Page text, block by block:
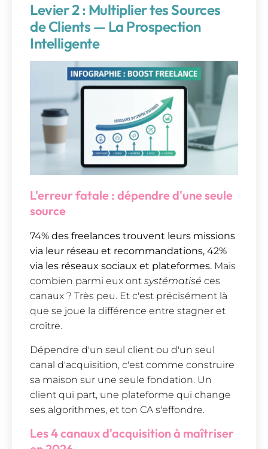
Levier 2 : Multiplier tes Sources
de Clients — La Prospection
Intelligente
L'erreur fatale : dépendre d'une seule
source
74% des freelances trouvent leurs missions
via leur réseau et recommandations, 42%
via les réseaux sociaux et plateformes. Mais
combien parmi eux ont systématisé ces
canaux ? Très peu. Et c'est précisément là
que se joue la différence entre stagner et
croître.
Dépendre d'un seul client ou d'un seul
canal d'acquisition, c'est comme construire
sa maison sur une seule fondation. Un
client qui part, une plateforme qui change
ses algorithmes, et ton CA s'effondre.
Les 4 canaux d'acquisition à maîtriser